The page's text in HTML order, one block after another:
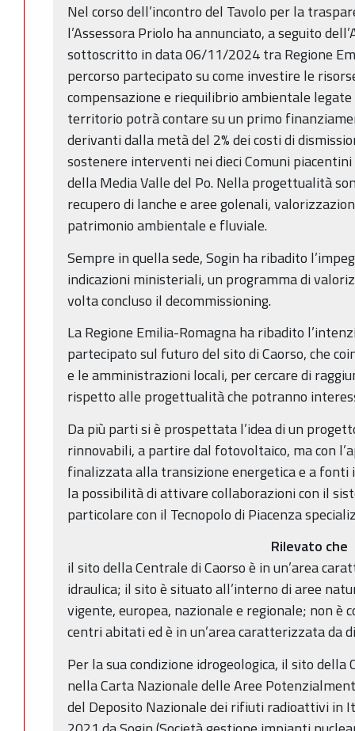
Nel corso dell’incontro del Tavolo per la
l’Assessora Priolo ha annunciato, a seguito
sottoscritto in data 06/11/2024 tra Regione
percorso partecipato su come investire le
compensazione e riequilibrio ambientale
territorio potrà contare su un primo
derivanti dalla metà del 2% dei costi di
sostenere interventi nei dieci Comuni
della Media Valle del Po. Nella progettualità
recupero di lanche e aree golenali,
patrimonio ambientale e fluviale.
Sempre in quella sede, Sogin ha ribadito
indicazioni ministeriali, un programma di
volta concluso il decommissioning.
La Regione Emilia-Romagna ha ribadito
partecipato sul futuro del sito di Caorso, che
e le amministrazioni locali, per cercare di
rispetto alle progettualità che potranno
Da più parti si è prospettata l’idea di un
rinnovabili, a partire dal fotovoltaico, ma con
finalizzata alla transizione energetica e a fonti
la possibilità di attivare collaborazioni con il
particolare con il Tecnopolo di Piacenza
Rilevato che
il sito della Centrale di Caorso è in un’area
idraulica; il sito è situato all’interno di aree
vigente, europea, nazionale e regionale; non è
centri abitati ed è in un’area caratterizzata da
Per la sua condizione idrogeologica, il sito
nella Carta Nazionale delle Aree
del Deposito Nazionale dei rifiuti radioattivi in